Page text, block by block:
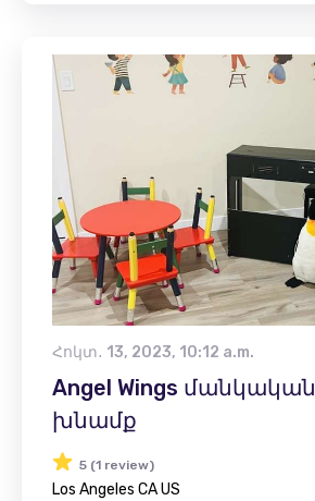
Հոկտ․ 13, 2023, 10:12 a.m.
Angel Wings մանկական
խնամք
5 (1 review)
Los Angeles CA US